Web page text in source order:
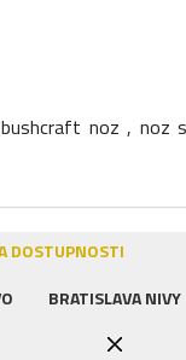
noz , noz
DOSTUPNOSTI
BRATISLAVA NIVY